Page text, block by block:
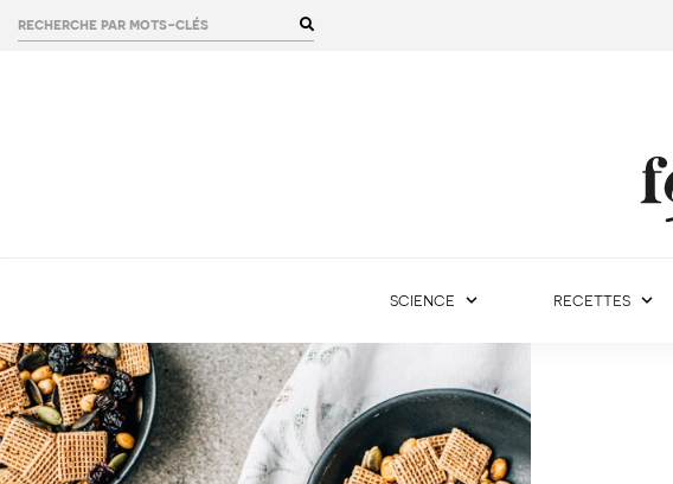
rechercher :
science recettes